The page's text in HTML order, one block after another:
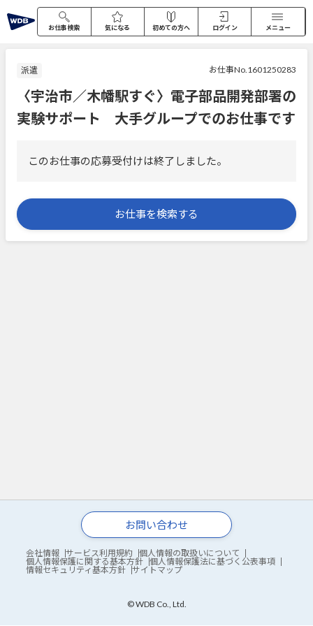
お仕事検索 気になる 初めての方へ ログイン メニュー
派遣 お仕事No.1601250283
〈宇治市／木幡駅すぐ〉電子部品開発部署の
実験サポート 大手グループでのお仕事です
このお仕事の応募受付けは終了しました。
お仕事を検索する
お問い合わせ
会社情報 サービス利用規約
個人情報の取扱いについて
個人情報保護に関する基本方針
個人情報保護法に基づく公表事項
情報セキュリティ基本方針
サイトマップ
© WDB Co., Ltd.